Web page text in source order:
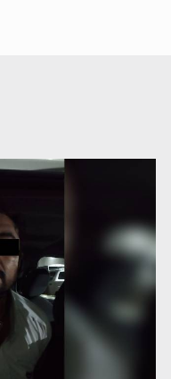
deudores en Jalisco
Economista